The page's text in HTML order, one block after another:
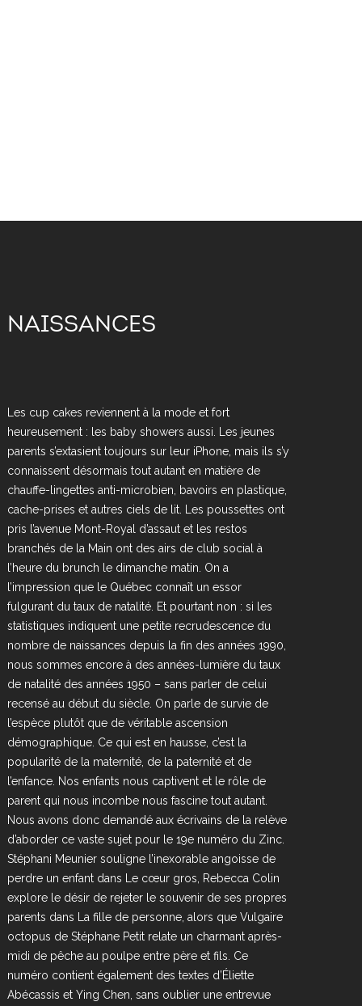
NAISSANCES
Les cup cakes reviennent à la mode et fort
heureusement : les baby showers aussi. Les jeunes
parents s’extasient toujours sur leur iPhone, mais ils s’y
connaissent désormais tout autant en matière de
chauffe-lingettes anti-microbien, bavoirs en plastique,
cache-prises et autres ciels de lit. Les poussettes ont
pris l’avenue Mont-Royal d’assaut et les restos
branchés de la Main ont des airs de club social à
l’heure du brunch le dimanche matin. On a
l’impression que le Québec connaît un essor
fulgurant du taux de natalité. Et pourtant non : si les
statistiques indiquent une petite recrudescence du
nombre de naissances depuis la fin des années 1990,
nous sommes encore à des années-lumière du taux
de natalité des années 1950 – sans parler de celui
recensé au début du siècle. On parle de survie de
l’espèce plutôt que de véritable ascension
démographique. Ce qui est en hausse, c’est la
popularité de la maternité, de la paternité et de
l’enfance. Nos enfants nous captivent et le rôle de
parent qui nous incombe nous fascine tout autant.
Nous avons donc demandé aux écrivains de la relève
d’aborder ce vaste sujet pour le 19e numéro du Zinc.
Stéphani Meunier souligne l’inexorable angoisse de
perdre un enfant dans Le cœur gros, Rebecca Colin
explore le désir de rejeter le souvenir de ses propres
parents dans La fille de personne, alors que Vulgaire
octopus de Stéphane Petit relate un charmant après-
midi de pêche au poulpe entre père et fils. Ce
numéro contient également des textes d’Éliette
Abécassis et Ying Chen, sans oublier une entrevue